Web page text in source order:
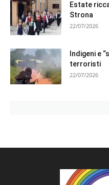
Estate
Strona
22/07/2026
Indigeni e
terroristi
22/07/2026